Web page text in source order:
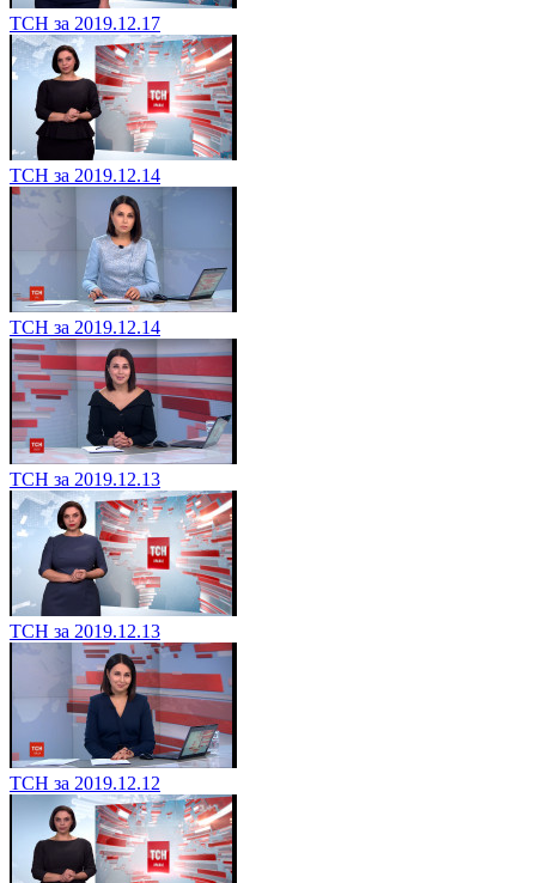
ТСН за 2019.12.17
ТСН за 2019.12.14
ТСН за 2019.12.14
ТСН за 2019.12.13
ТСН за 2019.12.13
ТСН за 2019.12.12